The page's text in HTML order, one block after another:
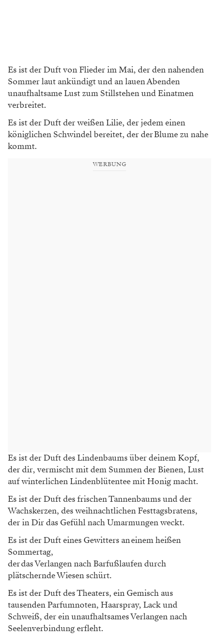
Es ist der Duft von Flieder im Mai, der den nahenden
Sommer laut ankündigt und an lauen Abenden
unaufhaltsame Lust zum Stillstehen und Einatmen
verbreitet.
Es ist der Duft der weißen Lilie, der jedem einen
königlichen Schwindel bereitet, der der Blume zu nahe
kommt.
WERBUNG
Es ist der Duft des Lindenbaums über deinem Kopf,
der dir, vermischt mit dem Summen der Bienen, Lust
auf winterlichen Lindenblütentee mit Honig macht.
Es ist der Duft des frischen Tannenbaums und der
Wachskerzen, des weihnachtlichen Festtagsbratens,
der in Dir das Gefühl nach Umarmungen weckt.
Es ist der Duft eines Gewitters an einem heißen
Sommertag,
der das Verlangen nach Barfußlaufen durch
plätschernde Wiesen schürt.
Es ist der Duft des Theaters, ein Gemisch aus
tausenden Parfumnoten, Haarspray, Lack und
Schweiß, der ein unaufhaltsames Verlangen nach
Seelenverbindung erfleht.